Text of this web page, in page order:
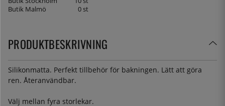
Butik Malmö
0 st
PRODUKTBESKRIVNING
Silikonmatta. Perfekt tillbehör för bakningen. Lätt att göra
ren. Återanvändbar.
Välj mellan fyra storlekar.